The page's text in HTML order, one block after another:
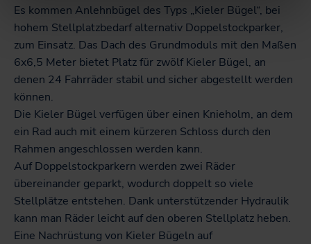
Es kommen Anlehnbügel des Typs „Kieler Bügel“, bei
hohem Stellplatzbedarf alternativ Doppelstockparker,
zum Einsatz. Das Dach des Grundmoduls mit den Maßen
6x6,5 Meter bietet Platz für zwölf Kieler Bügel, an
denen 24 Fahrräder stabil und sicher abgestellt werden
können.
Die Kieler Bügel verfügen über einen Knieholm, an dem
ein Rad auch mit einem kürzeren Schloss durch den
Rahmen angeschlossen werden kann.
Auf Doppelstockparkern werden zwei Räder
übereinander geparkt, wodurch doppelt so viele
Stellplätze entstehen. Dank unterstützender Hydraulik
kann man Räder leicht auf den oberen Stellplatz heben.
Eine Nachrüstung von Kieler Bügeln auf